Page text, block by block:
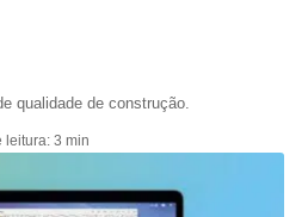
qualidade de construção.
leitura: 3 min